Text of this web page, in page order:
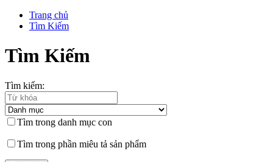
Trang chủ
Tìm Kiếm
Tìm Kiếm
Tìm kiếm:
Tìm trong danh mục con
Tìm trong phần miêu tả sản phẩm